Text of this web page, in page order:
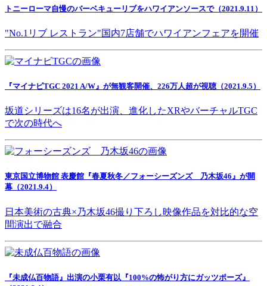
トニーローマ自慢のバーベキューリブをハワイアンソースで（2021.9.11）
"No.1リブ レストラン"国内7店舗でハワイアンフェアを開催
『マイナビTGC 2021 A/W』が無観客開催、226万人超が視聴（2021.9.5）
坂道シリーズは16名が出演、進化したXRやバーチャルTGC
で次の時代へ
東京国立博物館 表慶館『春夏秋冬／フォーシーズンズ 乃木坂46』が開
幕（2021.9.4）
日本美術の古典×乃木坂46撮り下ろし映像作品を対比的な空
間演出で融合
『未成仏百物語』出演の小栗有以『100%の怖がり方にガッツポーズ』